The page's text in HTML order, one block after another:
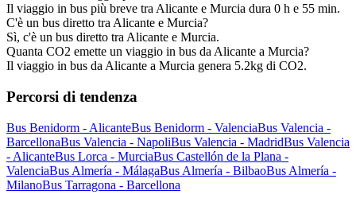
Il viaggio in bus più breve tra Alicante e Murcia dura 0 h e 55 min.
C'è un bus diretto tra Alicante e Murcia?
Sì, c'è un bus diretto tra Alicante e Murcia.
Quanta CO2 emette un viaggio in bus da Alicante a Murcia?
Il viaggio in bus da Alicante a Murcia genera 5.2kg di CO2.
Percorsi di tendenza
Bus Benidorm - AlicanteBus Benidorm - ValenciaBus Valencia -
BarcellonaBus Valencia - NapoliBus Valencia - MadridBus Valencia
- AlicanteBus Lorca - MurciaBus Castellón de la Plana -
ValenciaBus Almería - MálagaBus Almería - BilbaoBus Almería -
MilanoBus Tarragona - Barcellona